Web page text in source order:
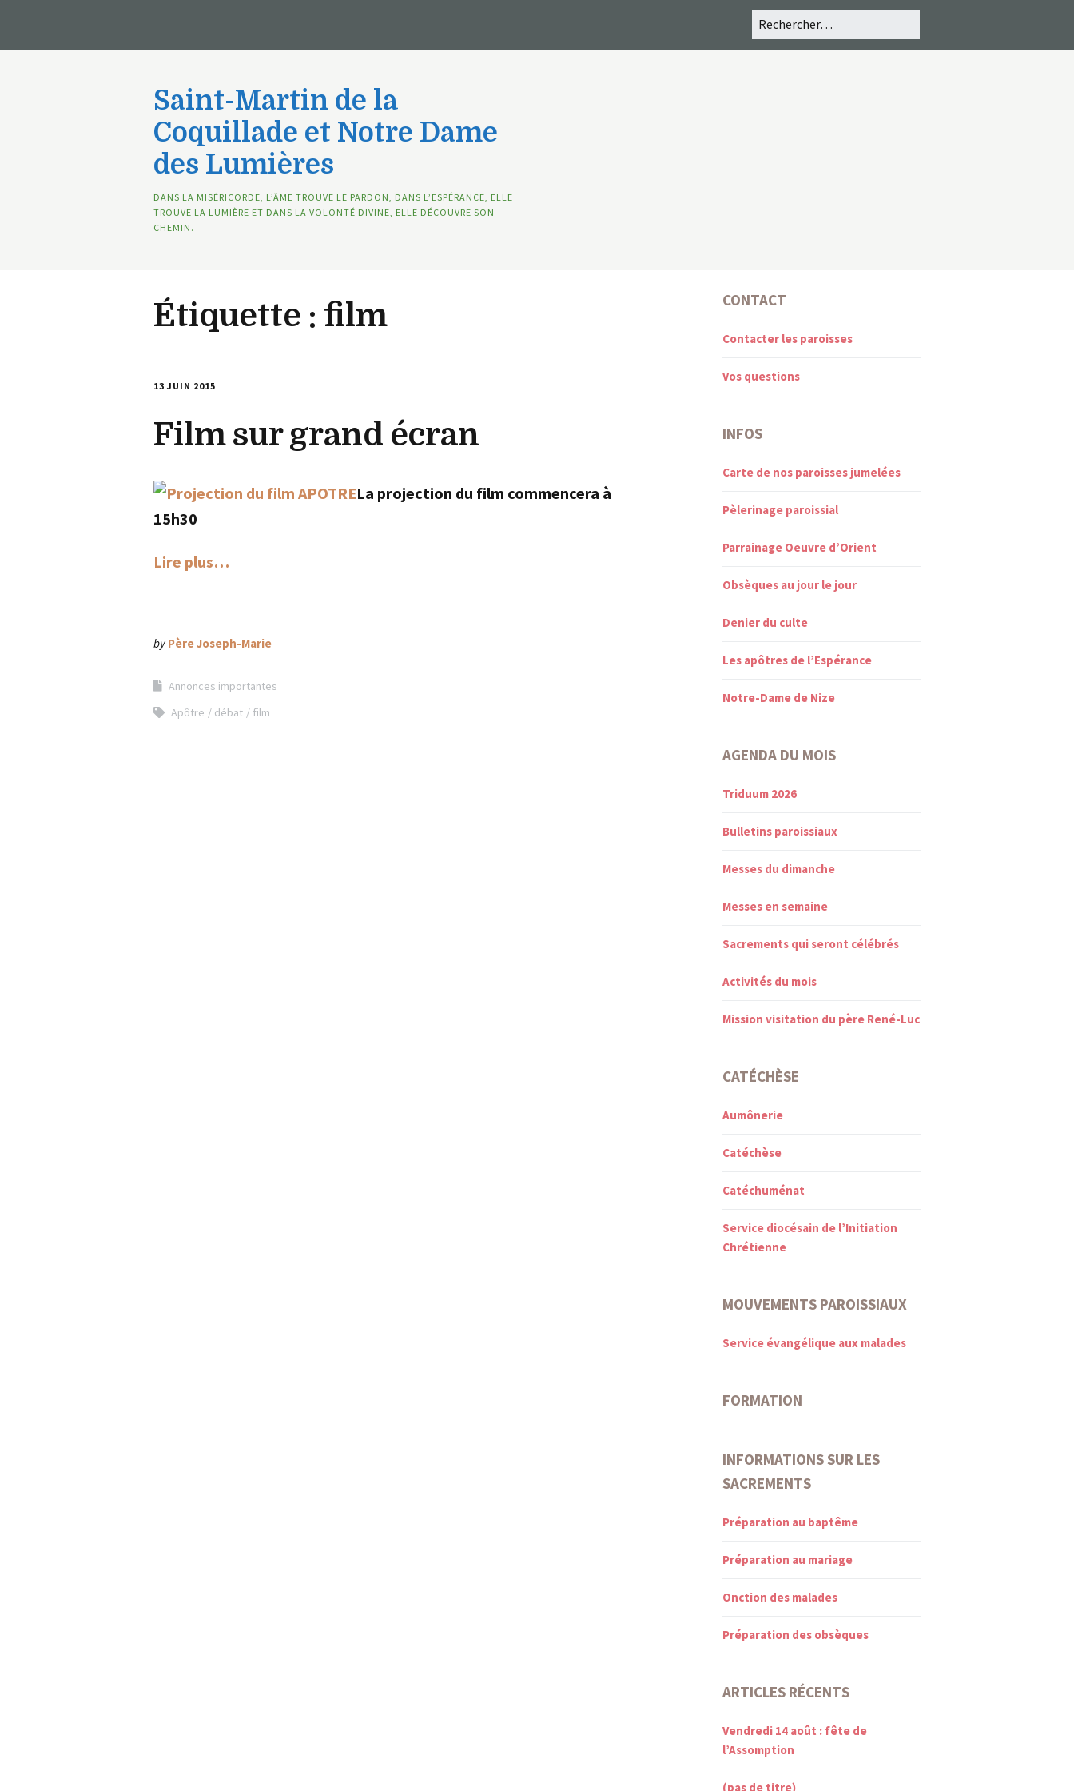
Saint-Martin de la
Coquillade et Notre Dame
des Lumières
DANS LA MISÉRICORDE, L’ÂME TROUVE LE PARDON, DANS L’ESPÉRANCE, ELLE
TROUVE LA LUMIÈRE ET DANS LA VOLONTÉ DIVINE, ELLE DÉCOUVRE SON
CHEMIN.
Étiquette : film
13 JUIN 2015
Film sur grand écran
La projection du film commencera à
15h30
Lire plus…
by Père Joseph-Marie
Annonces importantes
Apôtre
débat film
CONTACT
Contacter les paroisses
Vos questions
INFOS
Carte de nos paroisses jumelées
Pèlerinage paroissial
Parrainage Oeuvre d’Orient
Obsèques au jour le jour
Denier du culte
Les apôtres de l’Espérance
Notre-Dame de Nize
AGENDA DU MOIS
Triduum 2026
Bulletins paroissiaux
Messes du dimanche
Messes en semaine
Sacrements qui seront célébrés
Activités du mois
Mission visitation du père René-Luc
CATÉCHÈSE
Aumônerie
Catéchèse
Catéchuménat
Service diocésain de l’Initiation
Chrétienne
MOUVEMENTS PAROISSIAUX
Service évangélique aux malades
FORMATION
INFORMATIONS SUR LES
SACREMENTS
Préparation au baptême
Préparation au mariage
Onction des malades
Préparation des obsèques
ARTICLES RÉCENTS
Vendredi 14 août : fête de
l’Assomption
(pas de titre)